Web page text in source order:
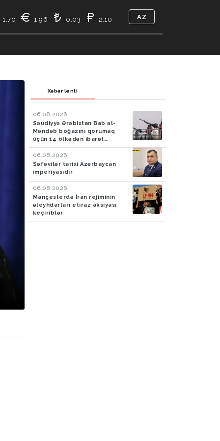
1.70 1.96 0.03 2.10 AZ
Xəbər lenti
06.08.2026
Səudiyyə Ərəbistan Bab əl-
Məndəb boğazını qorumaq
üçün 14 ölkədən ibarət
müdafiə koalisiyası yaradıb
06.08.2026
Səfəvilər tarixi Azərbaycan
imperiyasıdır
06.08.2026
Mançesterdə İran rejiminin
əleyhdarları etiraz aksiyası
keçiriblər